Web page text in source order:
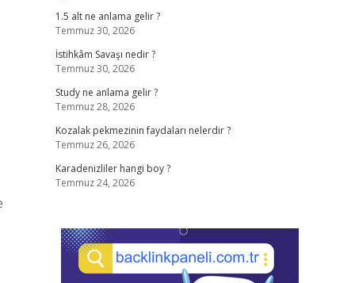
1.5 alt ne anlama gelir ?
Temmuz 30, 2026
İstihkâm Savaşı nedir ?
Temmuz 30, 2026
Study ne anlama gelir ?
Temmuz 28, 2026
Kozalak pekmezinin faydaları nelerdir ?
Temmuz 26, 2026
Karadenizliler hangi boy ?
Temmuz 24, 2026